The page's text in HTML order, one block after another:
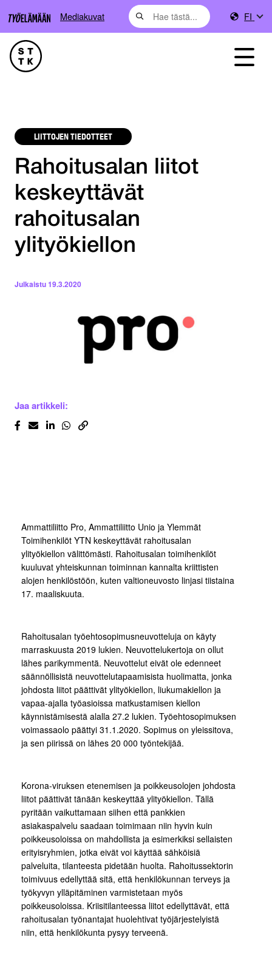
Mediakuvat FI
LIITTOJEN TIEDOTTEET
Rahoitusalan liitot
keskeyttävät
rahoitusalan
ylityökiellon
Julkaistu19.3.2020
Jaa artikkeli:
Ammattiliitto Pro, Ammattiliitto Unio ja Ylemmät
Toimihenkilöt YTN keskeyttävät rahoitusalan
ylityökiellon välittömästi. Rahoitusalan toimihenkilöt
kuuluvat yhteiskunnan toiminnan kannalta kriittisten
alojen henkilöstöön, kuten valtioneuvosto linjasi tiistaina
17. maaliskuuta.
Rahoitusalan työehtosopimusneuvotteluja on käyty
marraskuusta 2019 lukien. Neuvottelukertoja on ollut
lähes parikymmentä. Neuvottelut eivät ole edenneet
säännöllisistä neuvottelutapaamisista huolimatta, jonka
johdosta liitot päättivät ylityökiellon, liukumakiellon ja
vapaa-ajalla työasioissa matkustamisen kiellon
käynnistämisestä alalla 27.2 lukien. Työehtosopimuksen
voimassaolo päättyi 31.1.2020. Sopimus on yleissitova,
ja sen piirissä on lähes 20 000 työntekijää.
Korona-viruksen etenemisen ja poikkeusolojen johdosta
liitot päättivät tänään keskeyttää ylityökiellon. Tällä
pyritään vaikuttamaan siihen että pankkien
asiakaspalvelu saadaan toimimaan niin hyvin kuin
poikkeusoloissa on mahdollista ja esimerkiksi sellaisten
erityisryhmien, jotka eivät voi käyttää sähköisiä
palveluita, tilanteesta pidetään huolta. Rahoitussektorin
toimivuus edellyttää sitä, että henkilökunnan terveys ja
työkyvyn ylläpitäminen varmistetaan myös
poikkeusoloissa. Kriisitilanteessa liitot edellyttävät, että
rahoitusalan työnantajat huolehtivat työjärjestelyistä
niin, että henkilökunta pysyy terveenä.